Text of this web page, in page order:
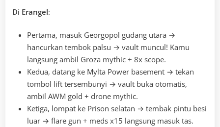
Di Erangel:
Pertama, masuk Georgopol gudang utara →
hancurkan tembok palsu → vault muncul! Kamu
langsung ambil Groza mythic + 8x scope.
Kedua, datang ke Mylta Power basement → tekan
tombol lift tersembunyi → vault buka otomatis,
ambil AWM gold + drone mythic.
Ketiga, lompat ke Prison selatan → tembak pintu besi
luar → flare gun + meds x15 langsung masuk tas.